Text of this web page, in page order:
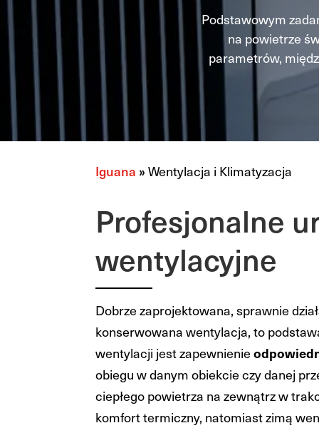
Podstawowym
na powietrze
parametrów,
Iguana »Wentylacja i Klimatyzacja
Profesjonalne
wentylacyjne
Dobrze zaprojektowana, sprawnie
konserwowana wentylacja, to
wentylacji jest zapewnienie
obiegu w danym obiekcie czy danej
ciepłego powietrza na zewnątrz w
komfort termiczny, natomiast zimą